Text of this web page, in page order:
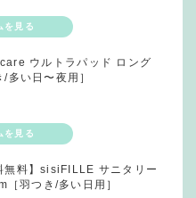
ウルトラパッド ロング
多い日〜夜用］
無料】sisiFILLE サニタリー
［羽つき/多い日用］